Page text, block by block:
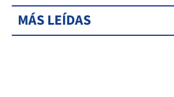
MÁS LEÍDAS